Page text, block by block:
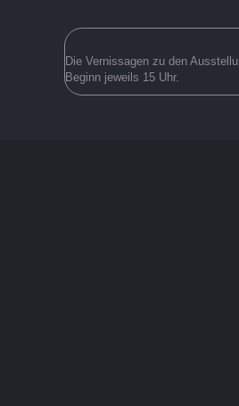
Die Vernissagen zu den
Beginn jeweils 15 Uhr.